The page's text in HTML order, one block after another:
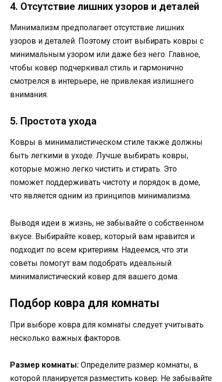
4. Отсутствие лишних узоров и деталей
Минимализм предполагает отсутствие лишних
узоров и деталей. Поэтому стоит выбирать ковры с
минимальным узором или даже без него. Главное,
чтобы ковер подчеркивал стиль и гармонично
смотрелся в интерьере, не привлекая излишнего
внимания.
5. Простота ухода
Ковры в минималистическом стиле также должны
быть легкими в уходе. Лучше выбирать ковры,
которые можно легко чистить и стирать. Это
поможет поддерживать чистоту и порядок в доме,
что является одним из принципов минимализма.
Выводя идеи в жизнь, не забывайте о собственном
вкусе. Выбирайте ковер, который вам нравится и
подходит по всем критериям. Надеемся, что эти
советы помогут вам подобрать идеальный
минималистический ковер для вашего дома.
Подбор ковра для комнаты
При выборе ковра для комнаты следует учитывать
несколько важных факторов.
Размер комнаты: Определите размер комнаты, в
которой планируется разместить ковер. Не забывайте